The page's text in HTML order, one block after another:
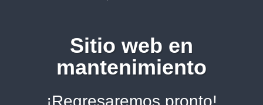
Sitio web en
mantenimiento
¡Regresaremos pronto!